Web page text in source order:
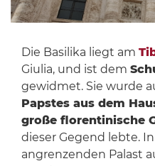
Die Basilika liegt am
Giulia, und ist dem
gewidmet. Sie wurde
Papstes aus dem
große florentinische
dieser Gegend lebte.
angrenzenden Palast